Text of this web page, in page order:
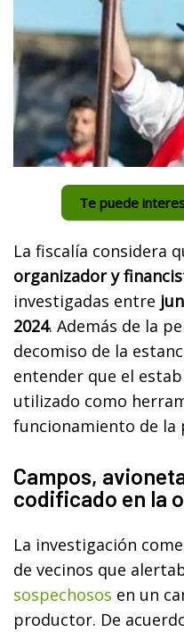
Te puede
La fiscalía considera
organizador y
investigadas entre
2024. Además de la
decomiso de la
entender que el
utilizado como
funcionamiento de la
Campos,
codificado en la
La investigación
de vecinos que
sospechosos en un
productor. De